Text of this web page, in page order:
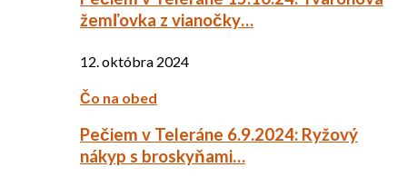
žemľovka z vianočky…
12. októbra 2024
Čo na obed
Pečiem v Teleráne 6.9.2024: Ryžový
nákyp s broskyňami…